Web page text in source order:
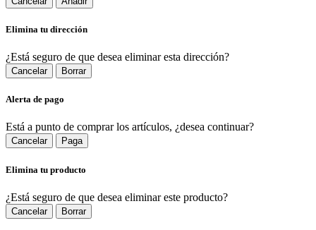
Elimina tu dirección
¿Está seguro de que desea eliminar esta dirección?
Cancelar Borrar
Alerta de pago
Está a punto de comprar los artículos, ¿desea continuar?
Cancelar Paga
Elimina tu producto
¿Está seguro de que desea eliminar este producto?
Cancelar Borrar